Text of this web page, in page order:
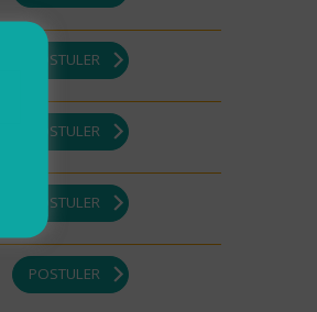
POSTULER
POSTULER
POSTULER
POSTULER